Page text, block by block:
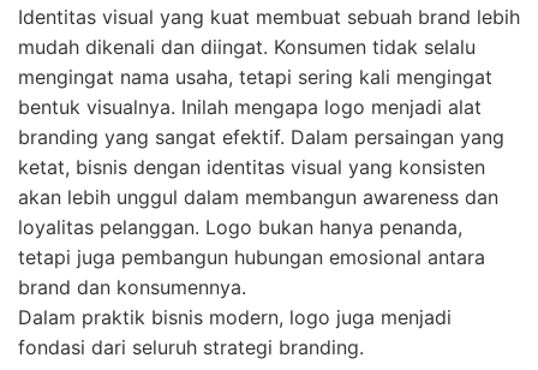
Identitas visual yang kuat membuat sebuah brand lebih
mudah dikenali dan diingat. Konsumen tidak selalu
mengingat nama usaha, tetapi sering kali mengingat
bentuk visualnya. Inilah mengapa logo menjadi alat
branding yang sangat efektif. Dalam persaingan yang
ketat, bisnis dengan identitas visual yang konsisten
akan lebih unggul dalam membangun awareness dan
loyalitas pelanggan. Logo bukan hanya penanda,
tetapi juga pembangun hubungan emosional antara
brand dan konsumennya.
Dalam praktik bisnis modern, logo juga menjadi
fondasi dari seluruh strategi branding.